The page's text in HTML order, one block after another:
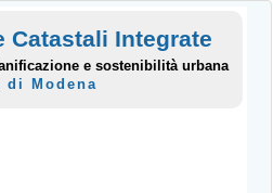
Catastali Integrate
e sostenibilità urbana
di Modena